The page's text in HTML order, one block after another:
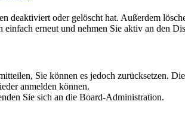
deaktiviert oder gelöscht hat. Außerdem
erneut und nehmen Sie aktiv an den
Sie können es jedoch zurücksetzen.
anmelden können.
Sie sich an die Board-Administration.